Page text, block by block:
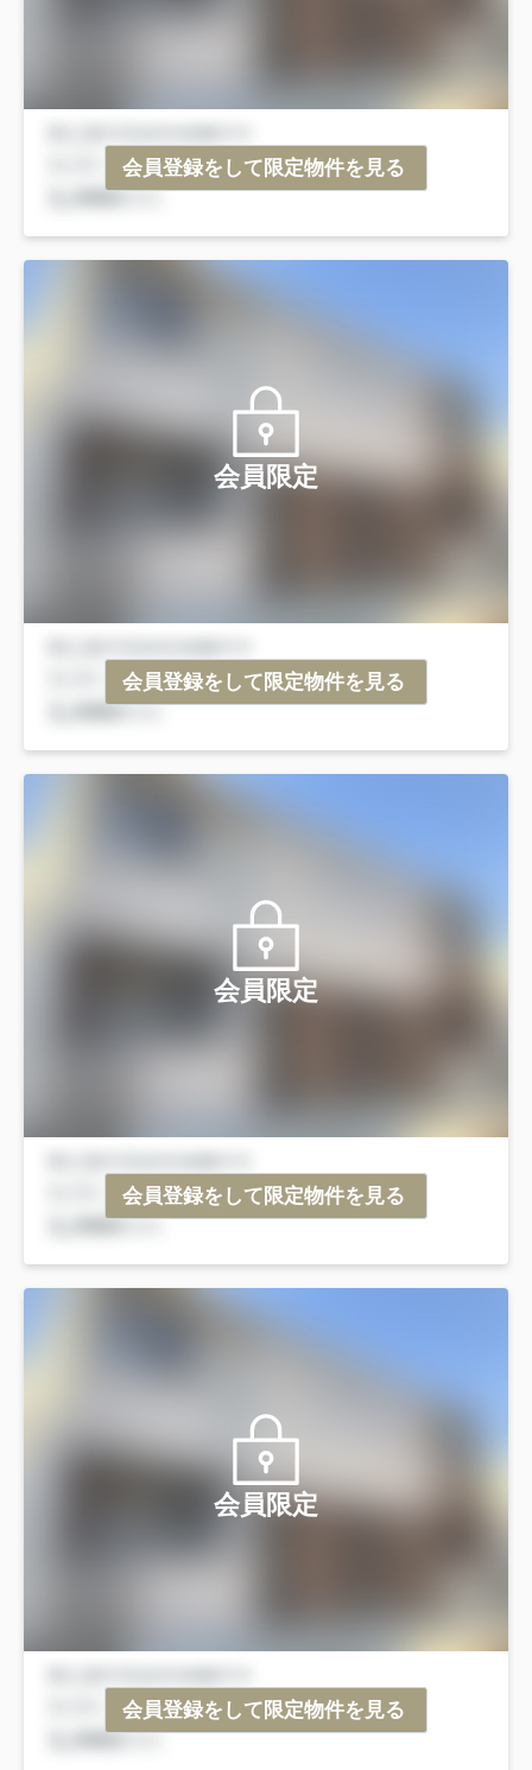
会員登録をして限定物件を見る
会員限定
会員登録をして限定物件を見る
会員限定
会員登録をして限定物件を見る
会員限定
会員登録をして限定物件を見る